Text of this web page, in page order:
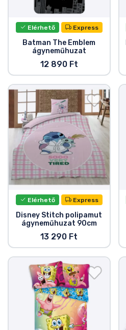
Elérhető Express
Batman The Emblem
ágyneműhuzat
12 890 Ft
Elérhető Express
Disney Stitch polipamut
ágyneműhuzat 90cm
13 290 Ft